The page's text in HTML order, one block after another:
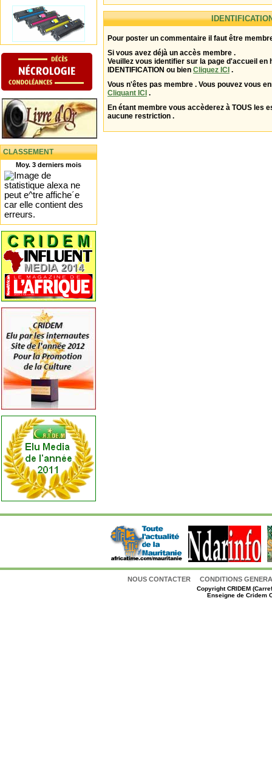
CLASSEMENT
Moy. 3 derniers mois
Pour poster un commentaire il faut être
Si vous avez déjà un accès membre .
Veuillez vous identifier sur la page d'accueil en
IDENTIFICATION ou bien Cliquez ICI .
Vous n'êtes pas membre . Vous pouvez vous
Cliquant ICI .
En étant membre vous accèderez à TOUS les
aucune restriction .
NOUS CONTACTER CONDITIONS
CopyrightCRIDEM
Enseigne de Cridem